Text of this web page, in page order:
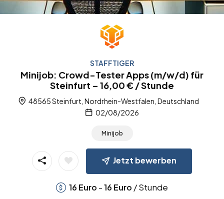
STAFFTIGER
Minijob: Crowd-Tester Apps (m/w/d) für
Steinfurt – 16,00 € / Stunde
48565 Steinfurt, Nordrhein-Westfalen, Deutschland
02/08/2026
Minijob
Jetzt bewerben
16 Euro -16 Euro / Stunde